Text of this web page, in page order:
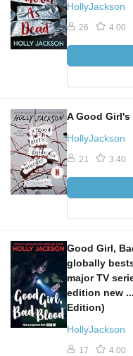
HollyJackson
26 4.00
A Good
HollyJackson
21 3.40
Good Girl,
globally
major TV
edition new
Edition)
HollyJackson
17 4.00